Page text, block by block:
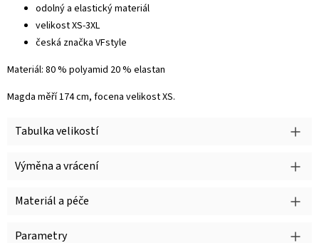
Tabulka velikostí
Výměna a vrácení
Materiál a péče
Parametry
odolný a elastický materiál
velikost XS-3XL
česká značka VFstyle
Materiál: 80 % polyamid 20 % elastan
Magda měří 174 cm, focena velikost XS.